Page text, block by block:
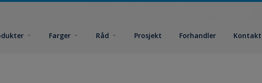
Farger Råd Prosjekt Forhandler